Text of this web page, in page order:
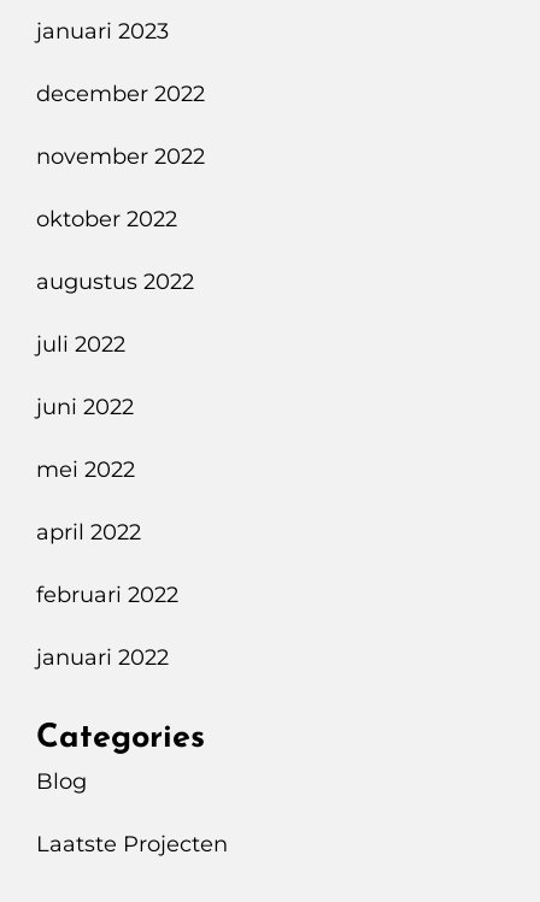
januari 2023
december 2022
november 2022
oktober 2022
augustus 2022
juli 2022
juni 2022
mei 2022
april 2022
februari 2022
januari 2022
Categories
Blog
Laatste Projecten